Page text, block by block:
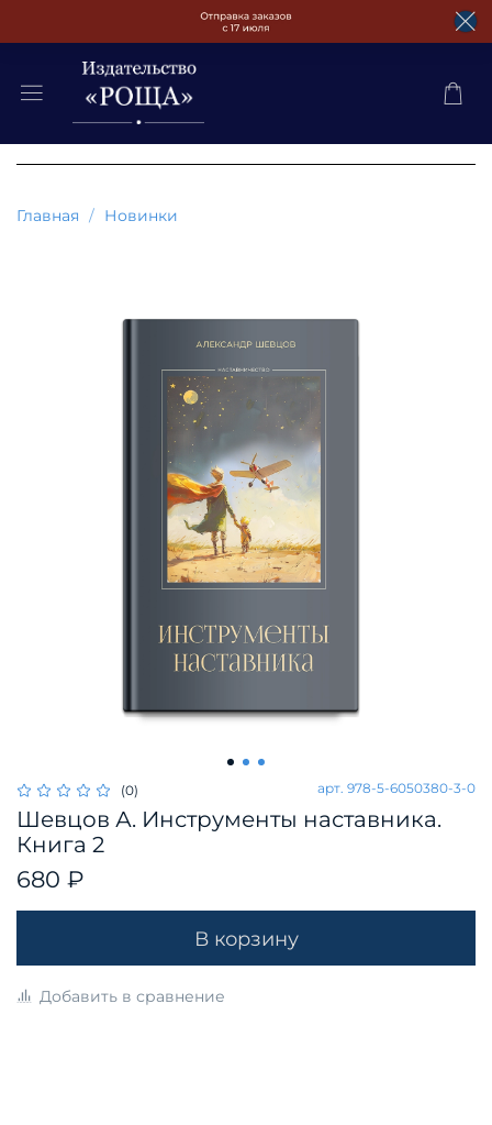
Главная Новинки
(0) арт. 978-5-6050380-3-0
Шевцов А. Инструменты наставника.
Книга 2
680 ₽
В корзину
Добавить в сравнение